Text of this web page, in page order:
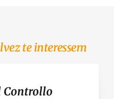
te interessem
Controllo